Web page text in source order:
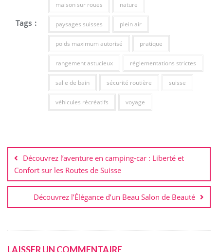
Tags :
maison sur roues nature
paysages suisses plein air
poids maximum autorisé pratique
rangement astucieux réglementations strictes
salle de bain sécurité routière suisse
véhicules récréatifs voyage
de
l’article
Découvrez l’aventure en camping-car : Liberté et
Confort sur les Routes de Suisse
Découvrez l’Élégance d’un Beau Salon de Beauté
LAISSER UN COMMENTAIRE